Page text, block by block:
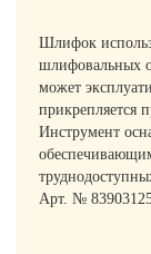
Шлифок
шлифовальных
может
прикрепляется
Инструмент
Арт. №